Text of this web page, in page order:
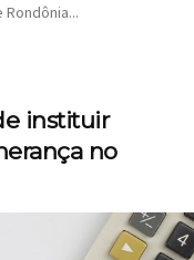
instituir
no